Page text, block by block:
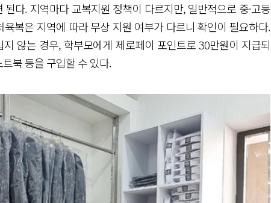
다. 지역마다 교복지원 정책이 다르지만, 일반적으로 중·고등
복은 지역에 따라 무상 지원 여부가 다르니 확인이 필요하다.
않는 경우, 학부모에게 제로페이 포인트로 30만원이 지급되
북 등을 구입할 수 있다.